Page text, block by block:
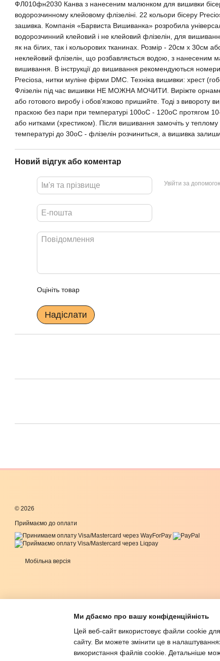
ФЛ010фн2030 Канва з нанесеним малюнком для вишивки
водорозчинному клейовому флізеліні. 22 кольори бісеру
зашивка. Компанія «Барвиста Вишиванка» розробила
водорозчинний клейовий і не клейовий флізелін, для
як на білих, так і кольорових тканинах. Розмір - 20см х 30см
неклейовий флізелін, що розбавляється водою, з нанесеним
вишивання. В інструкції до вишивання рекомендуються
Preciosa, нитки муліне фірми DMC. Техніка вишивки: хрест
Флізелін під час вишивки НЕ МОЖНА МОЧИТИ. Виріжте
або готового виробу і обов'язково пришийте. Тоді з вивороту
праскою без пари при температурі 100оС - 120оС протягом
або нитками (хрестиком). Після вишивання замочіть у
температурі до 30оС - флізелін розчиниться, а вишивка
Новий відгук або коментар
Увійти за
Оцініть товар
Надіслати
© 2026
Приймаємо до оплати
Мобільна версія
Ми дбаємо про вашу конфіденційність
Цей веб-сайт використовує файли cookie
сайту. Ви можете змінити це в
використання файлів cookie. Детальніше